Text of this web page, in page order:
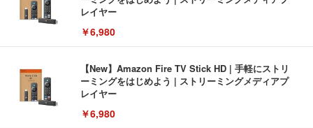
レイヤー
￥6,980
【New】Amazon Fire TV Stick HD | 手軽にストリ
ーミングをはじめよう | ストリーミングメディアプ
レイヤー
￥6,980